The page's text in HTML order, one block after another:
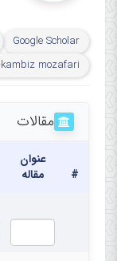
Google Scholar
mozafari
مقالات
#
عنوان
مقاله